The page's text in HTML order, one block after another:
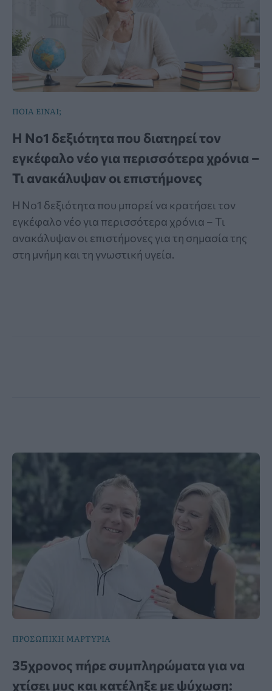
ΠΟΙΑ ΕΙΝΑΙ;
Η Νο1 δεξιότητα που διατηρεί τον
εγκέφαλο νέο για περισσότερα χρόνια –
Τι ανακάλυψαν οι επιστήμονες
Η Νο1 δεξιότητα που μπορεί να κρατήσει τον
εγκέφαλο νέο για περισσότερα χρόνια – Τι
ανακάλυψαν οι επιστήμονες για τη σημασία της
στη μνήμη και τη γνωστική υγεία.
ΠΡΟΣΩΠΙΚΗ ΜΑΡΤΥΡΙΑ
35χρονος πήρε συμπληρώματα για να
χτίσει μυς και κατέληξε με ψύχωση: